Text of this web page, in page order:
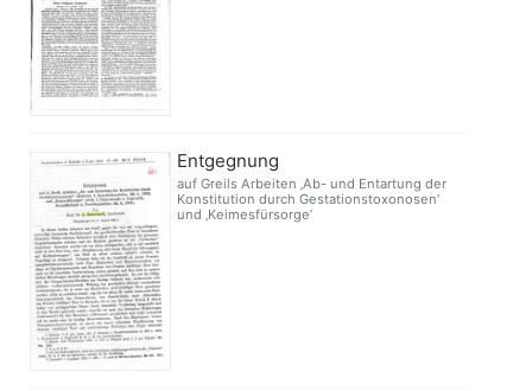
Entgegnung
auf Greils Arbeiten ‚Ab- und Entartung der
Konstitution durch Gestationstoxonosen’
und ‚Keimesfürsorge’